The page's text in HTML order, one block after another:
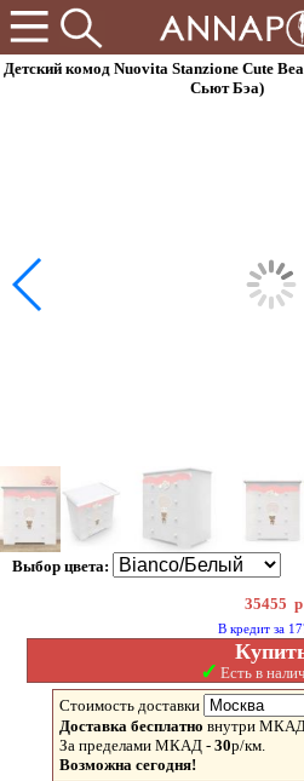
Детский комод Nuovita Stanzione Cute
Сьют Бэа)
Выбор цвета:
35455 р
В кредит за
✓ Есть в
Стоимость доставки
Доставка бесплатно внутри
За пределами МКАД - 30р/км.
Возможна сегодня!